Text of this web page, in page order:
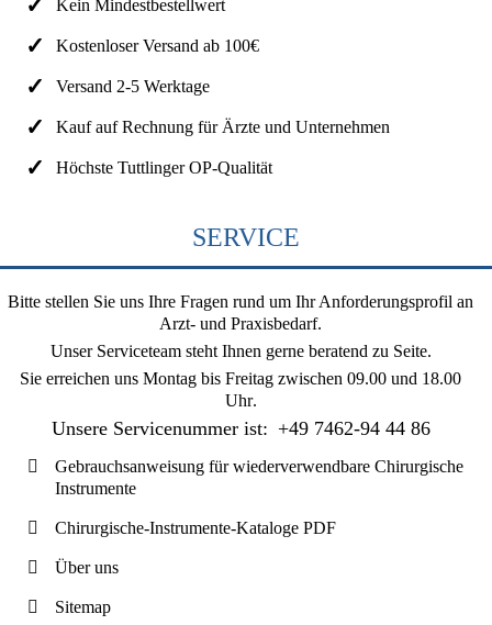
Kein Mindestbestellwert
Kostenloser Versand ab 100€
Versand 2-5 Werktage
Kauf auf Rechnung für Ärzte und Unternehmen
Höchste Tuttlinger OP-Qualität
SERVICE
Bitte stellen Sie uns Ihre Fragen rund um Ihr Anforderungsprofil an
Arzt- und Praxisbedarf.
Unser Serviceteam steht Ihnen gerne beratend zu Seite.
Sie erreichen uns Montag bis Freitag zwischen 09.00 und 18.00
Uhr.
Unsere Servicenummer ist: +49 7462-94 44 86
Gebrauchsanweisung für wiederverwendbare Chirurgische
Instrumente
Chirurgische-Instrumente-Kataloge PDF
Über uns
Sitemap